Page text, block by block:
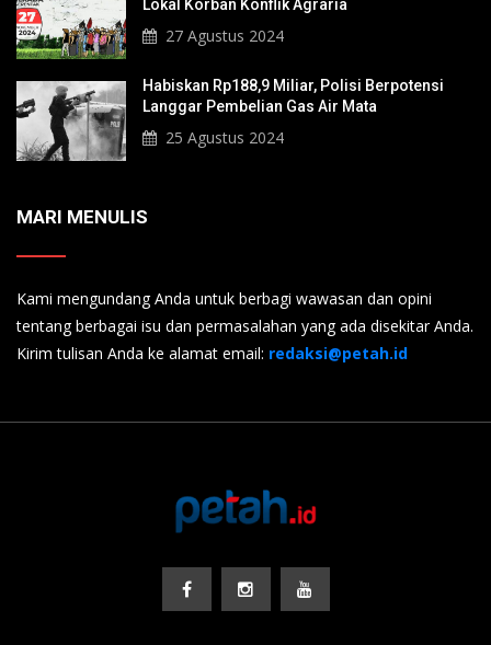
Lokal Korban Konflik Agraria
27 Agustus 2024
Habiskan Rp188,9 Miliar, Polisi Berpotensi
Langgar Pembelian Gas Air Mata
25 Agustus 2024
MARI MENULIS
Kami mengundang Anda untuk berbagi wawasan dan opini
tentang berbagai isu dan permasalahan yang ada disekitar Anda.
Kirim tulisan Anda ke alamat email: redaksi@petah.id